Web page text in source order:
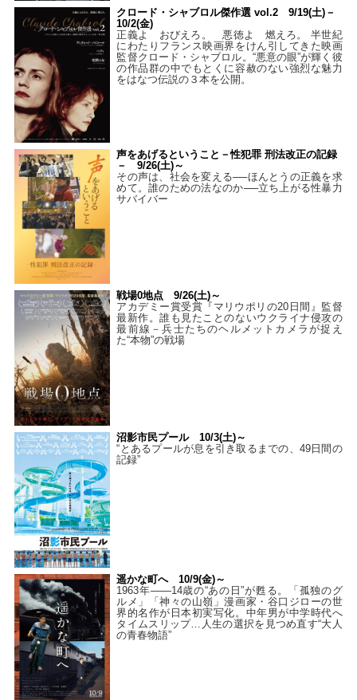
クロード・シャブロル傑作選 vol.2 9/19(土)－
10/2(金)
正義よ おびえろ。 悪徳よ 燃えろ。 半世紀
にわたりフランス映画界をけん引してきた映画
監督クロード・シャブロル。“悪意の眼”が輝く彼
の作品群の中でもとくに容赦のない強烈な魅力
をはなつ伝説の３本を公開。
声をあげるということ－性犯罪 刑法改正の記録
－ 9/26(土)～
その声は、社会を変える──ほんとうの正義を求
めて。誰のための法なのか──立ち上がる性暴力
サバイバー
戦場0地点 9/26(土)～
アカデミー賞受賞『マリウポリの20日間』監督
最新作。誰も見たことのないウクライナ侵攻の
最前線－兵士たちのヘルメットカメラが捉え
た“本物”の戦場
沼影市民プール 10/3(土)～
“とあるプールが息を引き取るまでの、49日間の
記録”
遥かな町へ 10/9(金)～
1963年――14歳の“あの日”が甦る。「孤独のグ
ルメ」「神々の山嶺」漫画家・谷口ジローの世
界的名作が日本初実写化。中年男が中学時代へ
タイムスリップ…人生の選択を見つめ直す“大人
の青春物語”